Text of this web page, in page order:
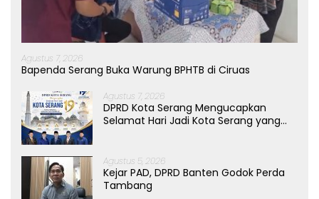
Agustus 7, 2026
Bapenda Serang Buka Warung BPHTB di Ciruas
Agustus 7, 2026
DPRD Kota Serang Mengucapkan
Selamat Hari Jadi Kota Serang yang
Agustus 5, 2026
Kejar PAD, DPRD Banten Godok Perda
Tambang